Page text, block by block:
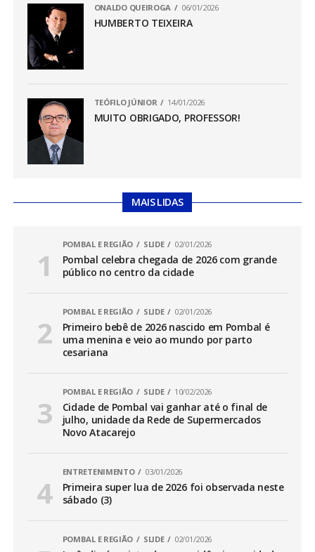
ONALDO QUEIROGA 06/01/2026
HUMBERTO TEIXEIRA
TEÓFILO JÚNIOR 14/01/2026
MUITO OBRIGADO, PROFESSOR!
MAIS LIDAS
POMBAL E REGIÃO SLIDE 02/01/2026
Pombal celebra chegada de 2026 com grande
público no centro da cidade
POMBAL E REGIÃO SLIDE 02/01/2026
Primeiro bebê de 2026 nascido em Pombal é
uma menina e veio ao mundo por parto
cesariana
POMBAL E REGIÃO SLIDE 10/02/2026
Cidade de Pombal vai ganhar até o final de
julho, unidade da Rede de Supermercados
Novo Atacarejo
ENTRETENIMENTO 03/01/2026
Primeira super lua de 2026 foi observada neste
sábado (3)
POMBAL E REGIÃO SLIDE 02/01/2026